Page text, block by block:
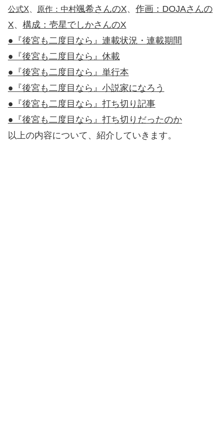
公式X
原作：中村颯希さんのX、 作画：DOJAさんの
X、 構成：壱星でしかさんのX
●『後宮も二度目なら』連載状況・連載期間
●『後宮も二度目なら』休載
●『後宮も二度目なら』単行本
●『後宮も二度目なら』小説家になろう
●『後宮も二度目なら』打ち切り記事
●『後宮も二度目なら』打ち切りだったのか
以上の内容について、紹介していきます。